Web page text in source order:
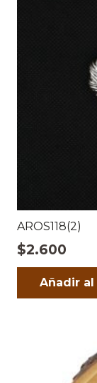
AROS118(2)
$2.600
Añadir